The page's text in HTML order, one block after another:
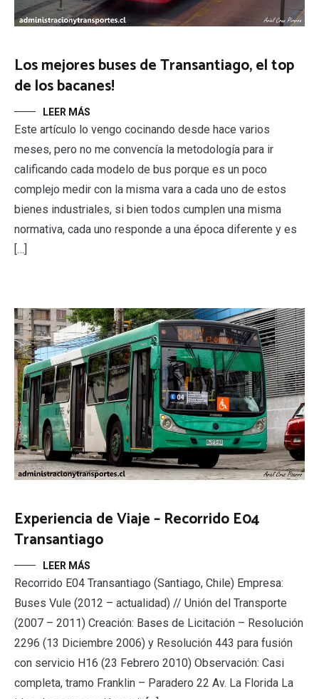
Los mejores buses de Transantiago, el top
de los bacanes!
LEER MÁS
Este artículo lo vengo cocinando desde hace varios
meses, pero no me convencía la metodología para ir
calificando cada modelo de bus porque es un poco
complejo medir con la misma vara a cada uno de estos
bienes industriales, si bien todos cumplen una misma
normativa, cada uno responde a una época diferente y es
[…]
Experiencia de Viaje – Recorrido E04
Transantiago
LEER MÁS
Recorrido E04 Transantiago (Santiago, Chile) Empresa:
Buses Vule (2012 – actualidad) // Unión del Transporte
(2007 – 2011) Creación: Bases de Licitación – Resolución
2296 (13 Diciembre 2006) y Resolución 443 para fusión
con servicio H16 (23 Febrero 2010) Observación: Casi
completa, tramo Franklin – Paradero 22 Av. La Florida La